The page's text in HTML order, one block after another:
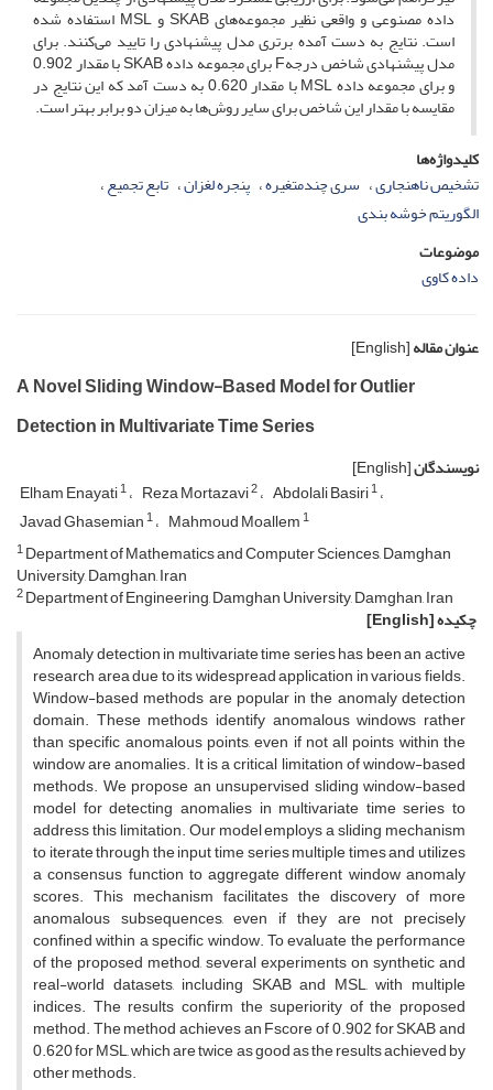
داده مصنوعی و واقعی نظیر مجموعه‌های SKAB و MSL استفاده شده
است. نتایج به دست آمده برتری مدل پیشنهادی را تایید می‌کنند. برای
مدل پیشنهادی شاخص درجهF برای مجموعه داده SKAB با مقدار 0.902
و برای مجموعه داده MSL با مقدار 0.620 به دست آمد که این نتایج در
مقایسه با مقدار این شاخص برای سایر روش‌ها به میزان دو برابر بهتر است.
کلیدواژه‌ها
تشخیص ناهنجاری سری چندمتغیره پنجره لغزان تابع تجمیع
الگوریتم خوشه بندی
موضوعات
داده کاوی
عنوان مقاله[English]
A Novel Sliding Window-Based Model for Outlier
Detection in Multivariate Time Series
نویسندگان[English]
Elham Enayati1 Reza Mortazavi2 Abdolali Basiri1
Javad Ghasemian1 Mahmoud Moallem1
1Department of Mathematics and Computer Sciences, Damghan
University, Damghan, Iran
2Department of Engineering, Damghan University, Damghan, Iran
چکیده[English]
Anomaly detection in multivariate time series has been an active
research area due to its widespread application in various fields.
Window-based methods are popular in the anomaly detection
domain. These methods identify anomalous windows rather
than specific anomalous points, even if not all points within the
window are anomalies. It is a critical limitation of window-based
methods. We propose an unsupervised sliding window-based
model for detecting anomalies in multivariate time series to
address this limitation. Our model employs a sliding mechanism
to iterate through the input time series multiple times and utilizes
a consensus function to aggregate different window anomaly
scores. This mechanism facilitates the discovery of more
anomalous subsequences, even if they are not precisely
confined within a specific window. To evaluate the performance
of the proposed method, several experiments on synthetic and
real-world datasets, including SKAB and MSL, with multiple
indices. The results confirm the superiority of the proposed
method. The method achieves an Fscore of 0.902 for SKAB and
0.620 for MSL, which are twice as good as the results achieved by
other methods.